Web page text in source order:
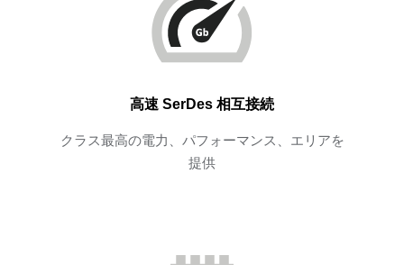
高速 SerDes 相互接続
クラス最高の電力、パフォーマンス、エリアを
提供